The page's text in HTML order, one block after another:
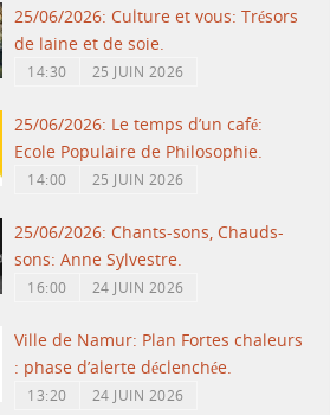
25/06/2026: Culture et vous: Trésors
de laine et de soie.
14:30 25 JUIN 2026
25/06/2026: Le temps d’un café:
Ecole Populaire de Philosophie.
14:00 25 JUIN 2026
25/06/2026: Chants-sons, Chauds-
sons: Anne Sylvestre.
16:00 24 JUIN 2026
Ville de Namur: Plan Fortes chaleurs
: phase d’alerte déclenchée.
13:20 24 JUIN 2026